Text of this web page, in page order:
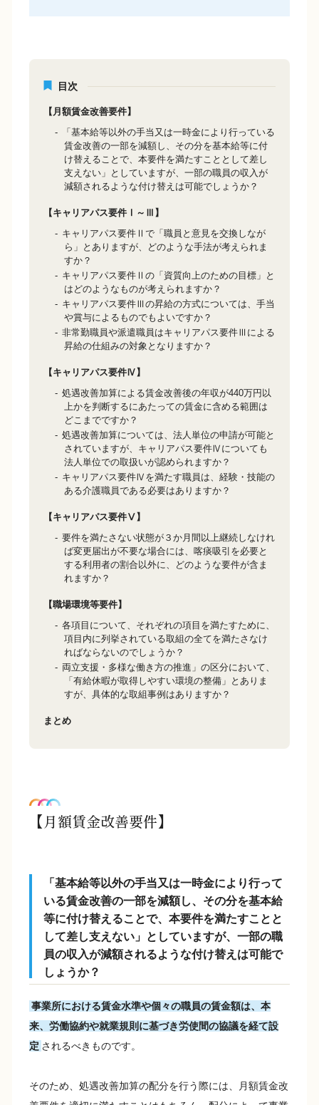
目次
【月額賃金改善要件】
「基本給等以外の手当又は一時金により行っている
賃金改善の一部を減額し、その分を基本給等に付
け替えることで、本要件を満たすこととして差し
支えない」としていますが、一部の職員の収入が
減額されるような付け替えは可能でしょうか？
【キャリアパス要件Ⅰ～Ⅲ】
キャリアパス要件Ⅱで「職員と意見を交換しなが
ら」とありますが、どのような手法が考えられま
すか？
キャリアパス要件Ⅱの「資質向上のための目標」と
はどのようなものが考えられますか？
キャリアパス要件Ⅲの昇給の方式については、手当
や賞与によるものでもよいですか？
非常勤職員や派遣職員はキャリアパス要件Ⅲによる
昇給の仕組みの対象となりますか？
【キャリアパス要件Ⅳ】
処遇改善加算による賃金改善後の年収が440万円以
上かを判断するにあたっての賃金に含める範囲は
どこまでですか？
処遇改善加算については、法人単位の申請が可能と
されていますが、キャリアパス要件Ⅳについても
法人単位での取扱いが認められますか？
キャリアパス要件Ⅳを満たす職員は、経験・技能の
ある介護職員である必要はありますか？
【キャリアパス要件Ⅴ】
要件を満たさない状態が３か月間以上継続しなけれ
ば変更届出が不要な場合には、喀痰吸引を必要と
する利用者の割合以外に、どのような要件が含ま
れますか？
【職場環境等要件】
各項目について、それぞれの項目を満たすために、
項目内に列挙されている取組の全てを満たさなけ
ればならないのでしょうか？
両立支援・多様な働き方の推進」の区分において、
「有給休暇が取得しやすい環境の整備」とありま
すが、具体的な取組事例はありますか？
まとめ
【月額賃金改善要件】
「基本給等以外の手当又は一時金により行って
いる賃金改善の一部を減額し、その分を基本給
等に付け替えることで、本要件を満たすことと
して差し支えない」としていますが、一部の職
員の収入が減額されるような付け替えは可能で
しょうか？
事業所における賃金水準や個々の職員の賃金額は、本
来、労働協約や就業規則に基づき労使間の協議を経て設
定 されるべきものです。
そのため、処遇改善加算の配分を行う際には、月額賃金改